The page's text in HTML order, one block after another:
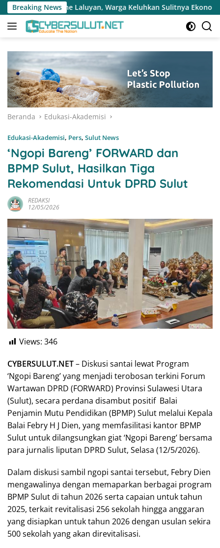
Langsung
ke
konten
Breaking News
Warga Keluhkan Sulitnya Ekonomi dan Akses Pasar UMKM
Beranda Edukasi-Akademisi
Edukasi-Akademisi, Pers, Sulut News
‘Ngopi Bareng’ FORWARD dan
BPMP Sulut, Hasilkan Tiga
Rekomendasi Untuk DPRD Sulut
REDAKSI
12/05/2026
Views: 346
CYBERSULUT.NET– Diskusi santai lewat Program
‘Ngopi Bareng’ yang menjadi terobosan terkini Forum
Wartawan DPRD (FORWARD) Provinsi Sulawesi Utara
(Sulut), secara perdana disambut positif Balai
Penjamin Mutu Pendidikan (BPMP) Sulut melalui Kepala
Balai Febry H J Dien, yang memfasilitasi kantor BPMP
Sulut untuk dilangsungkan giat ‘Ngopi Bareng’ bersama
para jurnalis liputan DPRD Sulut, Selasa (12/5/2026).
Dalam diskusi sambil ngopi santai tersebut, Febry Dien
mengawalinya dengan memaparkan berbagai program
BPMP Sulut di tahun 2026 serta capaian untuk tahun
2025, terkait revitalisasi 256 sekolah hingga anggaran
yang disiapkan untuk tahun 2026 dengan usulan sekira
500 sekolah yang akan direvitalisasi.